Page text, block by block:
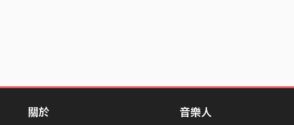
關於 音樂人